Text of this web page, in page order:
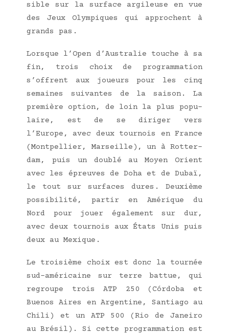
sible sur la sur­face argi­leuse en vue
des Jeux Olym­piques qui approchent à
grands pas.
Lorsque l’Open d’Australie touche à sa
fin, trois choix de pro­gram­ma­tion
s’offrent aux joueurs pour les cinq
semaines sui­vantes de la sai­son. La
pre­mière option, de loin la plus popu­
laire, est de se diri­ger vers
l’Europe, avec deux tour­nois en France
(Mont­pel­lier, Mar­seille), un à Rot­ter­
dam, puis un dou­blé au Moyen Orient
avec les épreuves de Doha et de Dubaï,
le tout sur sur­faces dures. Deuxième
pos­si­bi­li­té, par­tir en Amé­rique du
Nord pour jouer éga­le­ment sur dur,
avec deux tour­nois aux États Unis puis
deux au Mexique.
Le troi­sième choix est donc la tour­née
sud-amé­ri­caine sur terre bat­tue, qui
regroupe trois ATP 250 (Cór­do­ba et
Bue­nos Aires en Argen­tine, San­tia­go au
Chi­li) et un ATP 500 (Rio de Janei­ro
au Bré­sil). Si cette pro­gram­ma­tion est